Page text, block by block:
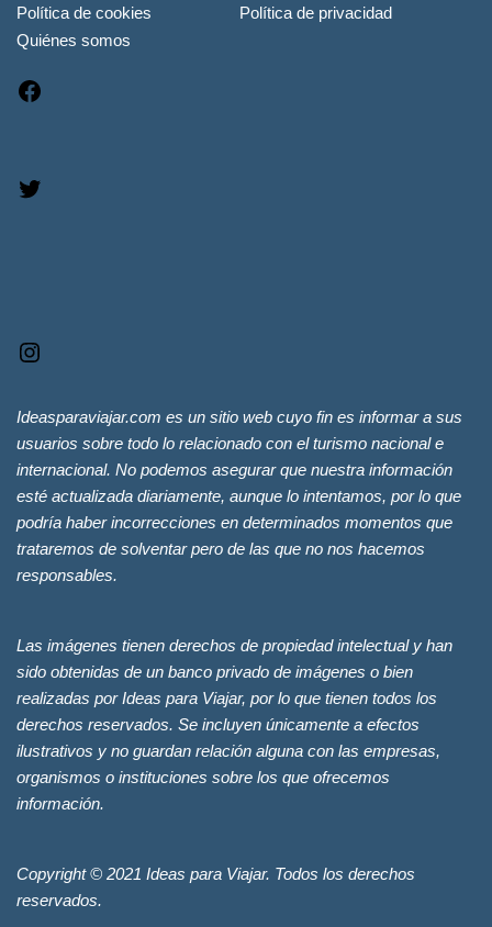
Política de cookies
Política de privacidad
Quiénes somos
Ideasparaviajar.com es un sitio web cuyo fin es informar a sus
usuarios sobre todo lo relacionado con el turismo nacional e
internacional. No podemos asegurar que nuestra información
esté actualizada diariamente, aunque lo intentamos, por lo que
podría haber incorrecciones en determinados momentos que
trataremos de solventar pero de las que no nos hacemos
responsables.
Las imágenes tienen derechos de propiedad intelectual y han
sido obtenidas de un banco privado de imágenes o bien
realizadas por Ideas para Viajar, por lo que tienen todos los
derechos reservados. Se incluyen únicamente a efectos
ilustrativos y no guardan relación alguna con las empresas,
organismos o instituciones sobre los que ofrecemos
información.
Copyright © 2021 Ideas para Viajar. Todos los derechos
reservados.